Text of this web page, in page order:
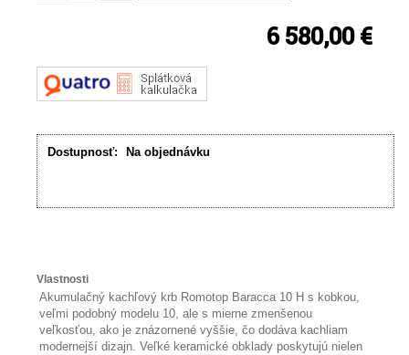
6 580,00 €
Dostupnosť: Na objednávku
Vlastnosti
Akumulačný kachľový krb Romotop Baracca 10 H s kobkou,
veľmi podobný modelu 10, ale s mierne zmenšenou
veľkosťou, ako je znázornené vyššie, čo dodáva kachliam
modernejší dizajn. Veľké keramické obklady poskytujú nielen